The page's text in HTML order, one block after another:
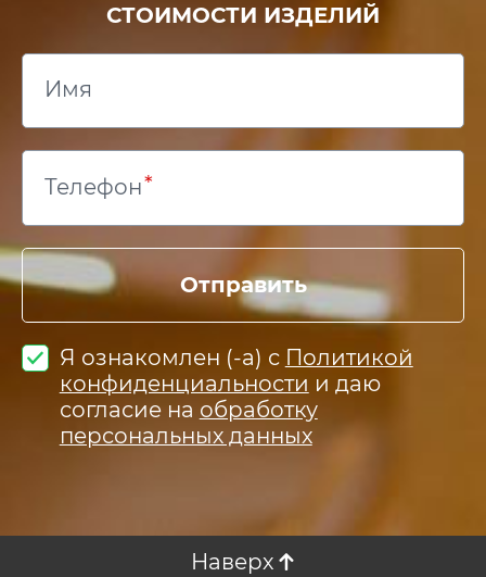
СТОИМОСТИ ИЗДЕЛИЙ
Имя
Телефон
Отправить
Я ознакомлен (-а) с Политикой
конфиденциальности и даю
согласие на обработку
персональных данных
Наверх